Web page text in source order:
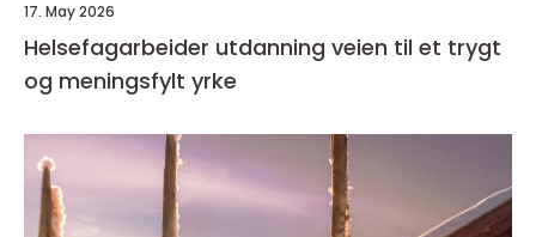
17. May 2026
Helsefagarbeider utdanning veien til et trygt
og meningsfylt yrke